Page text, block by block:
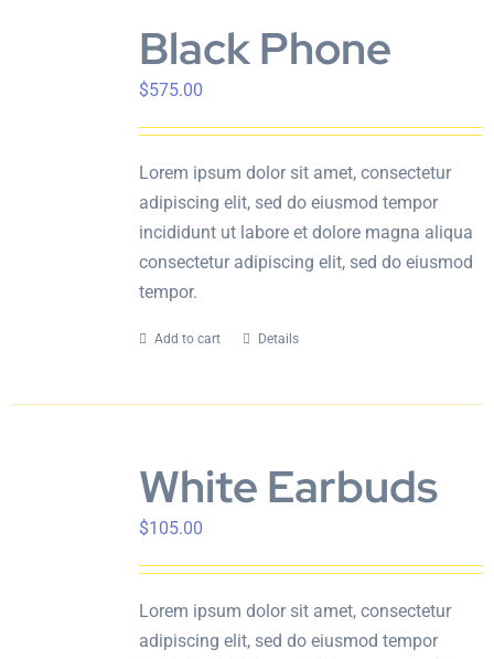
Black Phone
$575.00
Lorem ipsum dolor sit amet, consectetur
adipiscing elit, sed do eiusmod tempor
incididunt ut labore et dolore magna aliqua
consectetur adipiscing elit, sed do eiusmod
tempor.
Add to cart Details
White Earbuds
$105.00
Lorem ipsum dolor sit amet, consectetur
adipiscing elit, sed do eiusmod tempor